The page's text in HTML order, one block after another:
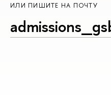
ИЛИ ПИШИТЕ НА ПОЧТУ